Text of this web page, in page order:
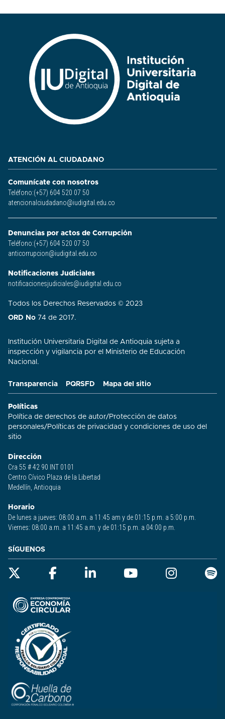
Transparencia PQRSFD Mapa del sitio
Políticas
Política de derechos de autor/Protección de datos
personales/Políticas de privacidad y condiciones de uso del
sitio​
Dirección
Cra 55 # 42 90 INT 0101
Centro Cívico Plaza de la Libertad
Medellín, Antioquia
Horario
De lunes a jueves: 08:00 a.m. a 11:45 am y de 01:15 p.m. a 5:00 p.m.
Viernes: 08:00 a.m. a 11:45 a.m. y de 01:15 p.m. a 04:00 p.m.
ATENCIÓN AL CIUDADANO
Comunícate con nosotros
Teléfono:(+57) 604 520 07 50
atencionalciudadano@iudigital.edu.co
Denuncias por actos de Corrupción
Teléfono:(+57) 604 520 07 50
anticorrupcion@iudigital.edu.co
Notificaciones Judiciales
notificacionesjudiciales@iudigital.edu.co
Todos los Derechos Reservados © 2023
ORD No 74 de 2017.
Institución Universitaria Digital de Antioquia sujeta a
inspección y vigilancia por el Ministerio de Educación
Nacional.
SÍGUENOS